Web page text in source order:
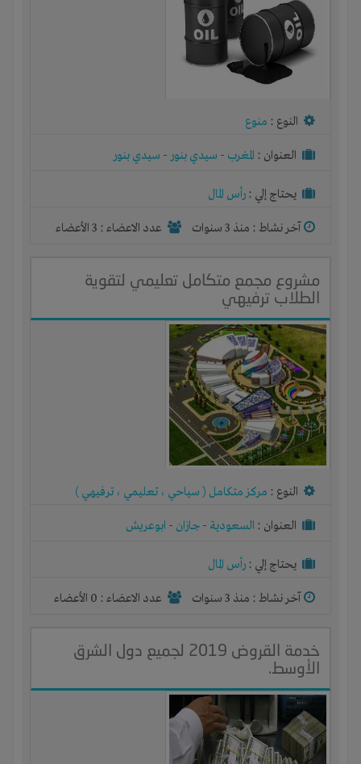
النوع : منوع
العنوان : المغرب - سيدي بنور- سيدي بنور
يحتاج إلي : رأس المال
آخر نشاط : منذ 3 سنوات عدد الاعضاء : 3 الأعضاء
مشروع مجمع متكامل تعليمي لتقوية
الطلاب ترفيهي
النوع : مركز متكامل ( سياحي ، تعليمي ، ترفيهي )
العنوان : السعودية - جازان - ابوعريش
يحتاج إلي : رأس المال
آخر نشاط : منذ 3 سنوات عدد الاعضاء : 0 الأعضاء
خدمة القروض 2019 لجميع دول الشرق
الأوسط.